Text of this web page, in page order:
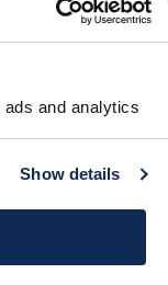
and analytics
Show details